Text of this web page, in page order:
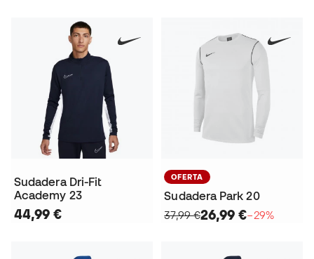
Sudadera Dri-Fit
Academy 23
44,99 €
OFERTA
Sudadera Park 20
37,99 €26,99 €−29%